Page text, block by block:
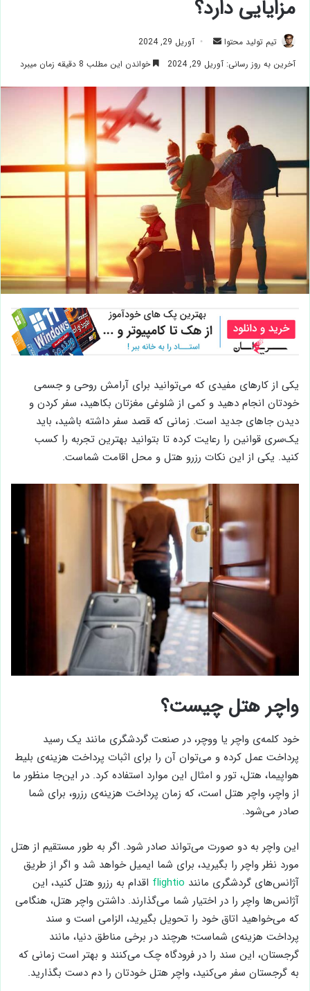
مزایایی دارد؟
تیم تولید محتوا
ارسال
ایمیل
آوریل 29, 2024
آخرین به روز رسانی: آوریل 29, 2024
خواندن این مطلب 8 دقیقه زمان میبرد
یکی از کارهای مفیدی که می‌توانید برای آرامش روحی و جسمی
خودتان انجام دهید و کمی از شلوغی مغزتان بکاهید، سفر کردن و
دیدن جاهای جدید است. زمانی که قصد سفر داشته باشید، باید
یک‌سری قوانین را رعایت کرده تا بتوانید بهترین تجربه را کسب
کنید. یکی از این نکات رزرو هتل و محل اقامت شماست.
واچر هتل چیست؟
خود کلمه‌ی واچر یا ووچر، در صنعت گردشگری مانند یک رسید
پرداخت عمل کرده و می‌توان آن را برای اثبات پرداخت هزینه‌ی بلیط
هواپیما، هتل، تور و امثال این موارد استفاده کرد. در این‌جا منظور ما
از واچر، واچر هتل است، که زمان پرداخت هزینه‌ی رزرو، برای شما
صادر می‌شود.
این واچر به دو صورت می‌تواند صادر شود. اگر به طور مستقیم از هتل
مورد نظر واچر را بگیرید، برای شما ایمیل خواهد شد و اگر از طریق
آژانس‌های گردشگری مانند flightio اقدام به رزرو هتل کنید، این
آژانس‌ها واچر را در اختیار شما می‌گذارند. داشتن واچر هتل، هنگامی
که می‌خواهید اتاق خود را تحویل بگیرید، الزامی‌ است و سند
پرداخت هزینه‌ی شماست؛ هرچند در برخی مناطق دنیا، مانند
گرجستان، این سند را در فرودگاه چک می‌کنند و بهتر است زمانی که
به گرجستان سفر می‌کنید، واچر هتل خودتان را دم دست بگذارید.